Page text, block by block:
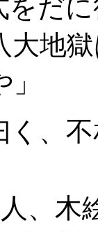
をだ
大地
」
く、
、木